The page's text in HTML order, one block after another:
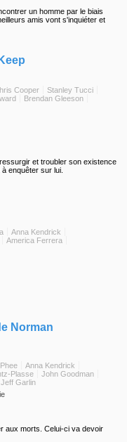
un homme par le biais
amis vont s'inquiéter et
Cooper
Stanley Tucci
Brendan Gleeson
et troubler son existence
enquêter sur lui.
Anna Kendrick
America Ferrera
Norman
Anna Kendrick
Plasse
John Goodman
Jeff Garlin
aux morts. Celui-ci va devoir